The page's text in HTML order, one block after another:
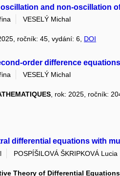
and non-oscillation
VESELÝ Michal
ročník: 45, vydání: 6, DOI
order difference
VESELÝ Michal
, rok: 2025, ročník:
differential equations with
POSPÍŠILOVÁ ŠKRIPKOVÁ Lucia
Theory of Differential Equations